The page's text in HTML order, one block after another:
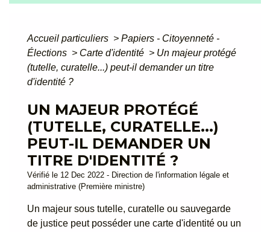
Accueil particuliers > Papiers - Citoyenneté -
Élections > Carte d'identité > Un majeur protégé
(tutelle, curatelle...) peut-il demander un titre
d'identité ?
UN MAJEUR PROTÉGÉ
(TUTELLE, CURATELLE...)
PEUT-IL DEMANDER UN
TITRE D'IDENTITÉ ?
Vérifié le 12 Dec 2022 - Direction de l'information légale et
administrative (Première ministre)
Un majeur sous tutelle, curatelle ou sauvegarde
de justice peut posséder une carte d'identité ou un